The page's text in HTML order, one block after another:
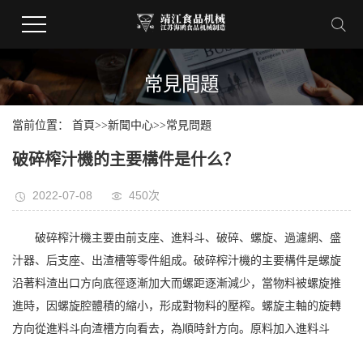
常見問題
當前位置： 首頁>>新聞中心>>常見問題
破碎榨汁機的主要構件是什么？
2022-07-08 450次
破碎榨汁機主要由前支座、進料斗、破碎、螺旋、過濾網、盛
汁器、后支座、出渣槽等零件組成。破碎榨汁機的主要構件是螺旋
沿著料渣出口方向底徑逐漸加大而螺距逐漸減少，當物料被螺旋推
進時，因螺旋腔體積的縮小，形成對物料的壓榨。螺旋主軸的旋轉
方向從進料斗向渣槽方向看去，為順時針方向。原料加入進料斗